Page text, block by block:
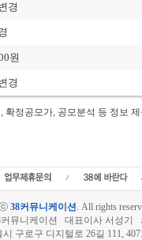
경
원
경
, 확정공모가, 공모분석 등 정
38커뮤니케이션. All rights
뮤니케이션 대표이사 서성기
시 구로구 디지털로 26길 111,